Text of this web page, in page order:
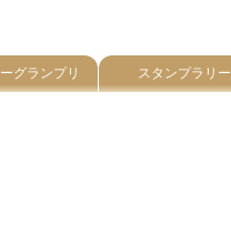
グランプリ スタンプラリー